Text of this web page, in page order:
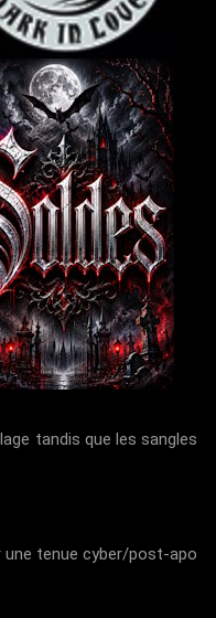
tandis que les sangles
tenue cyber/post-apo